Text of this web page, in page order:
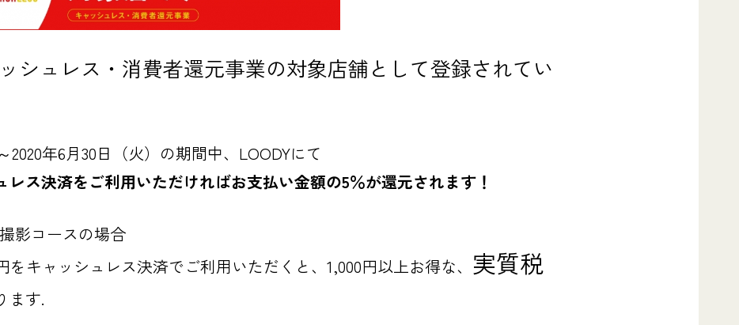
シュレス・消費者還元事業の対象店舗として登録されてい
2020年6月30日（火）の期間中、LOODYにて
レス決済をご利用いただければお支払い金額の5％が還元されます！
影コースの場合
をキャッシュレス決済でご利用いただくと、 1,000円以上お得な、 実質税
ます.